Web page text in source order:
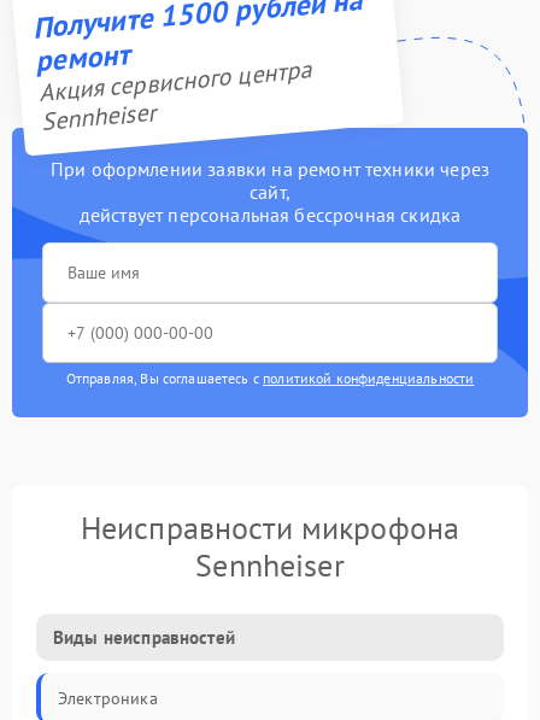
Получите 1500 рублей на
ремонт
Акция сервисного центра
Sennheiser
При оформлении заявки на ремонт техники через
сайт,
действует персональная бессрочная скидка
Отправляя, Вы соглашаетесь с политикой конфиденциальности
Неисправности микрофона
Sennheiser
Виды неисправностей
Электроника